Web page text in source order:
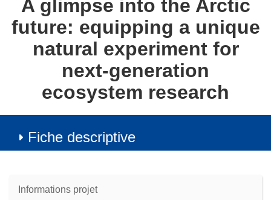
A glimpse into the Arctic
future: equipping a unique
natural experiment for
next-generation
ecosystem research
Fiche descriptive
Informations projet